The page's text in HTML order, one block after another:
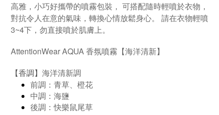
高雅，小巧好攜帶的噴霧包裝， 可搭配隨時輕噴於衣物，
對抗令人在意的氣味，轉換心情放鬆身心。
請在衣物輕噴
3~4下，勿直接噴於肌膚上。
AttentionWearAQUA 香氛噴霧【海洋清新】
【香調 】 海洋清新調
前調：青草、橙花
中調：海鹽
後調：快樂鼠尾草